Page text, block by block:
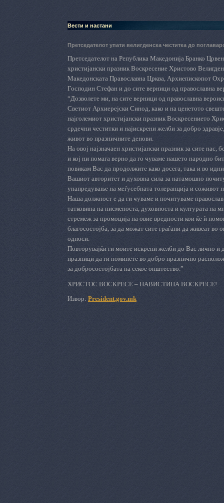
Вести и настани
Претседателот упати велигденска честитка до
Претседателот на Република Македонија Бранко
христијански празник Воскресение Христово
Македонската Православна Црква, Архиепископот
Господин Стефан и до сите верници од православна
“Дозволете ми, на сите верници од православна
Светиот Архиерејски Синод, како и на ценетото
најголемиот христијански празник Воскресението
срдечни честитки и најискрени желби за добро
живот во празничните денови.
На овој најзначаен христијански празник за сите нас,
и кој ни помага верно да го чуваме нашето народно
повикам Вас да продолжите како досега, така и во
Вашиот авторитет и духовна сила за натамошно
унапредување на меѓусебната толеранција и соживот
Наша должност е да ги чуваме и почитуваме
татковина на писменоста, духовноста и културата на
стремеж за промоција на овие вредности кои ќе ѝ
благосостојба, за да можат сите граѓани да живеат
односи.
Повторувајќи ги моите искрени желби до Вас лично и
празници да ги поминете во добро празнично
за добросостојбата на секое општество.”
ХРИСТОС ВОСКРЕСЕ – НАВИСТИНА ВОСКРЕСЕ!
Извор: President.gov.mk